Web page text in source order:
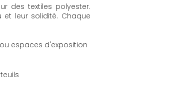
des textiles polyester.
et leur solidité. Chaque
espaces d'exposition